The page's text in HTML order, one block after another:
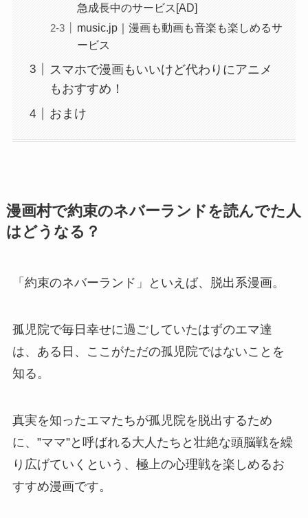
急成長中のサービス[AD]
music.jp｜漫画も動画も音楽も楽しめるサ
ービス
スマホで漫画もいいけど代わりにアニメ
もおすすめ！
おまけ
漫画村で約束のネバーランドを読んでた人
はどうなる？
「約束のネバーランド」といえば、脱出系漫画。
孤児院で毎日幸せに過ごしていたはずのエマ達
は、ある日、ここがただの孤児院ではないことを
知る。
真実を知ったエマたちが孤児院を脱出するため
に、”ママ”と呼ばれる大人たちと壮絶な頭脳戦を繰
り広げていくという、極上の心理戦を楽しめるお
すすめ漫画です。